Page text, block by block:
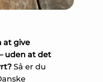
at give
uden at det
Så er du